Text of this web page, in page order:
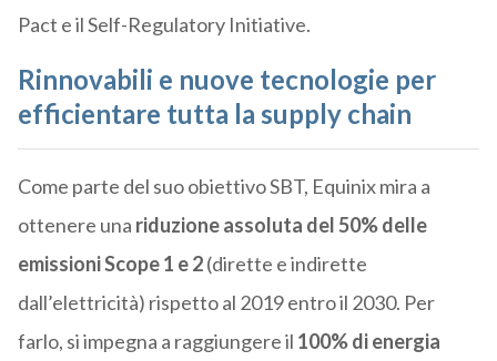
Pact e il Self-Regulatory Initiative.
Rinnovabili e nuove tecnologie per
efficientare tutta la supply chain
Come parte del suo obiettivo SBT, Equinix mira a
ottenere una riduzione assoluta del 50% delle
emissioni Scope 1 e 2(dirette e indirette
dall’elettricità) rispetto al 2019 entro il 2030. Per
farlo, si impegna a raggiungere il 100% di energia